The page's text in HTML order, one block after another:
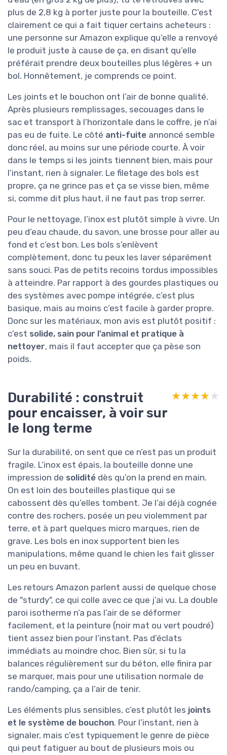
plus de 2,8 kg à porter juste pour la bouteille. C’est
clairement ce qui a fait tiquer certains acheteurs :
une personne sur Amazon explique qu’elle a renvoyé
le produit juste à cause de ça, en disant qu’elle
préférait prendre deux bouteilles plus légères + un
bol. Honnêtement, je comprends ce point.
Les joints et le bouchon ont l’air de bonne qualité.
Après plusieurs remplissages, secouages dans le
sac et transport à l’horizontale dans le coffre, je n’ai
pas eu de fuite. Le côté anti-fuite annoncé semble
donc réel, au moins sur une période courte. À voir
dans le temps si les joints tiennent bien, mais pour
l’instant, rien à signaler. Le filetage des bols est
propre, ça ne grince pas et ça se visse bien, même
si, comme dit plus haut, il ne faut pas trop serrer.
Pour le nettoyage, l’inox est plutôt simple à vivre. Un
peu d’eau chaude, du savon, une brosse pour aller au
fond et c’est bon. Les bols s’enlèvent
complètement, donc tu peux les laver séparément
sans souci. Pas de petits recoins tordus impossibles
à atteindre. Par rapport à des gourdes plastiques ou
des systèmes avec pompe intégrée, c’est plus
basique, mais au moins c’est facile à garder propre.
Donc sur les matériaux, mon avis est plutôt positif :
c’est solide, sain pour l’animal et pratique à
nettoyer, mais il faut accepter que ça pèse son
poids.
Durabilité : construit
pour encaisser, à voir sur
le long terme
★★★★★
★★★★★
Sur la durabilité, on sent que ce n’est pas un produit
fragile. L’inox est épais, la bouteille donne une
impression de solidité dès qu’on la prend en main.
On est loin des bouteilles plastique qui se
cabossent dès qu’elles tombent. Je l’ai déjà cognée
contre des rochers, posée un peu violemment par
terre, et à part quelques micro marques, rien de
grave. Les bols en inox supportent bien les
manipulations, même quand le chien les fait glisser
un peu en buvant.
Les retours Amazon parlent aussi de quelque chose
de "sturdy", ce qui colle avec ce que j’ai vu. La double
paroi isotherme n’a pas l’air de se déformer
facilement, et la peinture (noir mat ou vert poudré)
tient assez bien pour l’instant. Pas d’éclats
immédiats au moindre choc. Bien sûr, si tu la
balances régulièrement sur du béton, elle finira par
se marquer, mais pour une utilisation normale de
rando/camping, ça a l’air de tenir.
Les éléments plus sensibles, c’est plutôt les joints
et le système de bouchon. Pour l’instant, rien à
signaler, mais c’est typiquement le genre de pièce
qui peut fatiguer au bout de plusieurs mois ou